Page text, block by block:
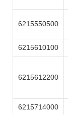
6215550500
6215610100
6215612200
6215714000